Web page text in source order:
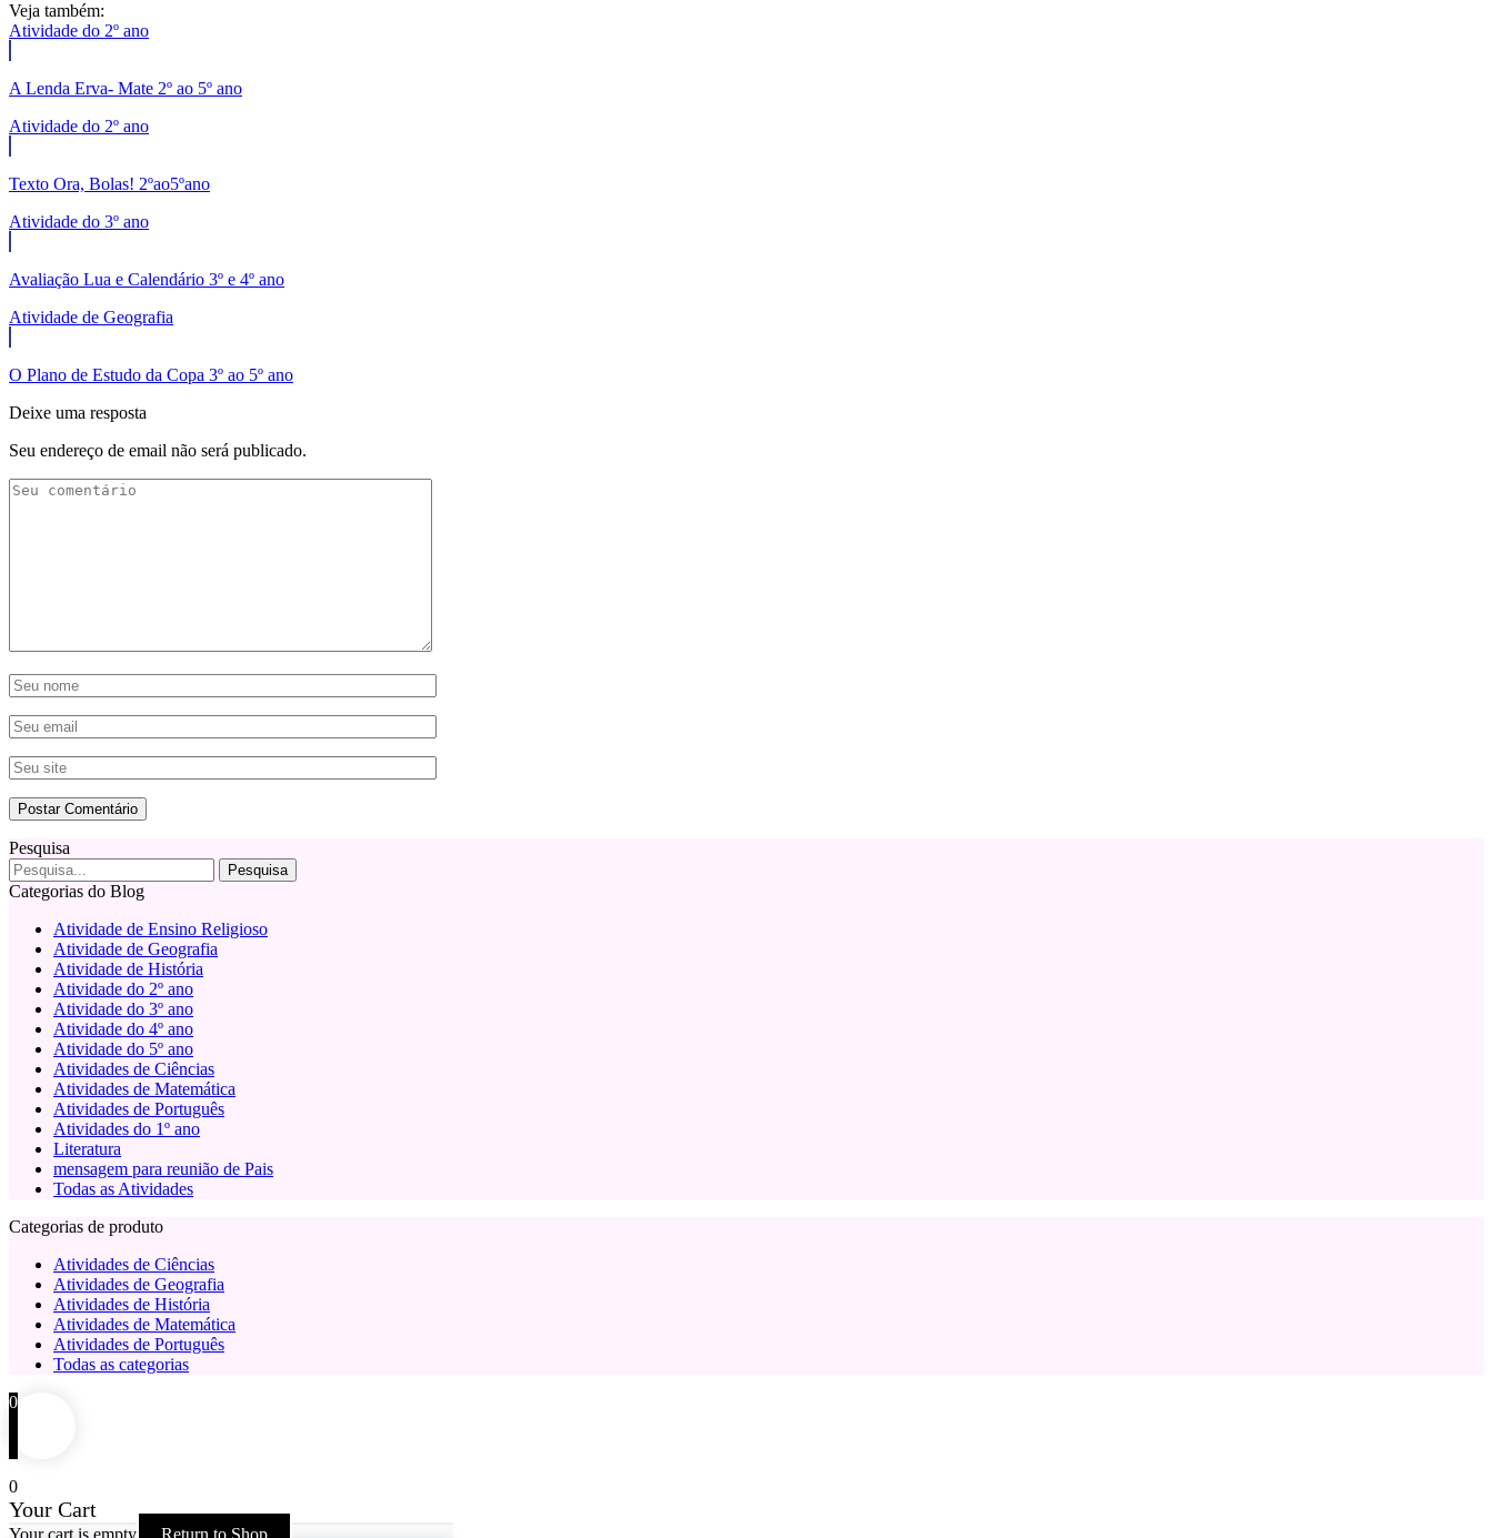
Veja também:
Atividade do 2º ano
A Lenda Erva- Mate 2º ao 5º ano
Atividade do 2º ano
Texto Ora, Bolas! 2ºao5ºano
Atividade do 3º ano
Avaliação Lua e Calendário 3º e 4º ano
Atividade de Geografia
O Plano de Estudo da Copa 3º ao 5º ano
Deixe uma resposta
Seu endereço de email não será publicado.
Pesquisa
Categorias do Blog
Atividade de Ensino Religioso
Atividade de Geografia
Atividade de História
Atividade do 2º ano
Atividade do 3º ano
Atividade do 4º ano
Atividade do 5º ano
Atividades de Ciências
Atividades de Matemática
Atividades de Português
Atividades do 1º ano
Literatura
mensagem para reunião de Pais
Todas as Atividades
Categorias de produto
Atividades de Ciências
Atividades de Geografia
Atividades de História
Atividades de Matemática
Atividades de Português
Todas as categorias
0
0
Your Cart
Your cart is empty Return to Shop